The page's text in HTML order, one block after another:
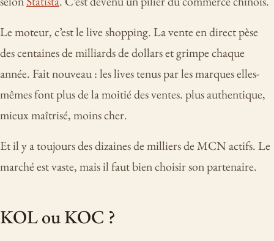
Le moteur, c’est le live shopping. La vente en direct pèse
des centaines de milliards de dollars et grimpe chaque
année. Fait nouveau : les lives tenus par les marques elles-
mêmes font plus de la moitié des ventes. plus authentique,
mieux maîtrisé, moins cher.
Et il y a toujours des dizaines de milliers de MCN actifs. Le
marché est vaste, mais il faut bien choisir son partenaire.
KOL ou KOC ?